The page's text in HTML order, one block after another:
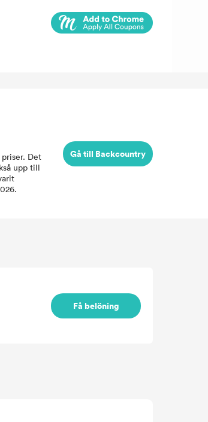
Det
upp till
Gå till Backcountry
Få belöning